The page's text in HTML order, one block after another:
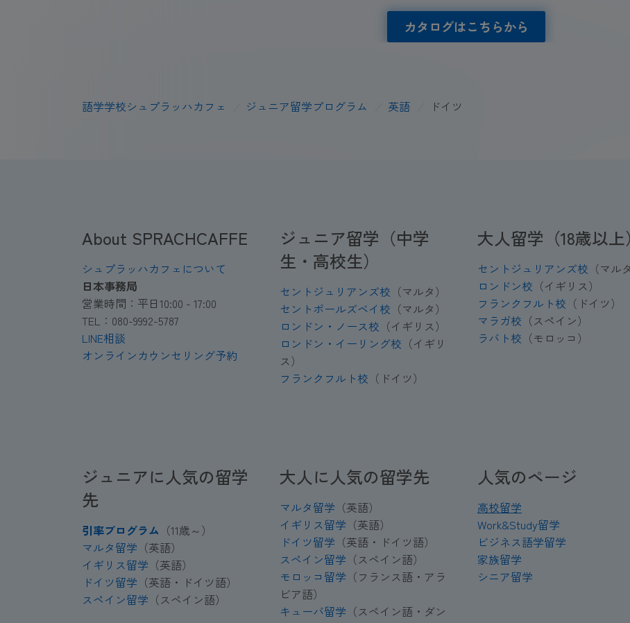
カタログはこちらから
語学学校シュプラッハカフェ ジュニア留学プログラム 英語 ドイツ
About SPRACHCAFFE
シュプラッハカフェについて
日本事務局
営業時間：平日10:00 - 17:00
TEL：080-9992-5787
LINE相談
オンラインカウンセリング予約
ジュニア留学（中学
生・高校生）
セントジュリアンズ校 （マルタ）
セントポールズベイ校 （マルタ）
ロンドン・ノース校 （イギリス）
ロンドン・イーリング校 （イギリ
ス）
フランクフルト校 （ドイツ）
大人留学（18歳以上）
セントジュリアンズ校 （マル
ロンドン校 （イギリス）
フランクフルト校 （ドイツ）
マラガ校 （スペイン）
ラバト校 （モロッコ）
ジュニアに人気の留学
先
引率プログラム （11歳～）
マルタ留学 （英語）
イギリス留学 （英語）
ドイツ留学 （英語・ドイツ語）
スペイン留学 （スペイン語）
大人に人気の留学先
マルタ留学 （英語）
イギリス留学 （英語）
ドイツ留学 （英語・ドイツ語）
スペイン留学 （スペイン語）
モロッコ留学 （フランス語・アラ
ビア語）
キューバ留学 （スペイン語・ダン
人気のページ
高校留学
Work&Study留学
ビジネス語学留学
家族留学
シニア留学